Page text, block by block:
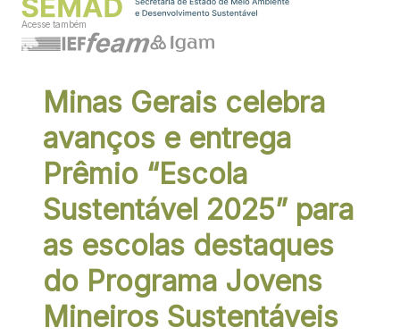
Acesse também
Minas Gerais celebra
avanços e entrega
Prêmio “Escola
Sustentável 2025” para
as escolas destaques
do Programa Jovens
Mineiros Sustentáveis